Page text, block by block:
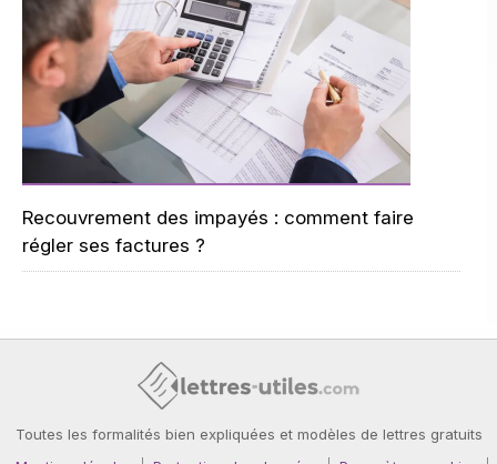
Recouvrement des impayés : comment faire
régler ses factures ?
Toutes les formalités bien expliquées et modèles de lettres gratuits